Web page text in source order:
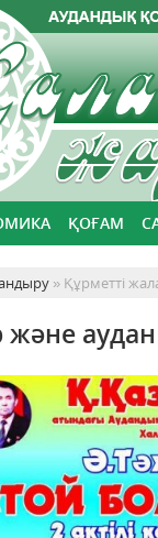
ҚОҒАМ
» Құрметті